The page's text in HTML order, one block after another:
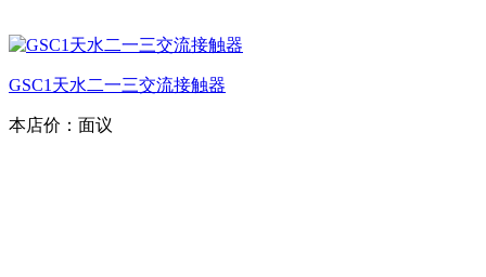
GSC1天水二一三交流接触器
本店价： 面议